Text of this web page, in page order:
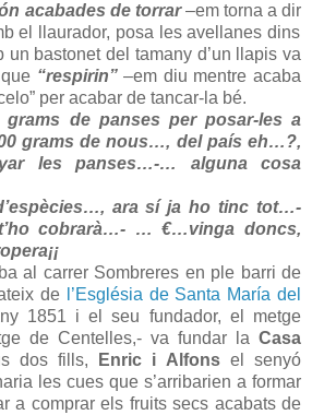
acabades de torrar–em torna a dir
el llaurador, posa les avellanes dins
un bastonet del tamany d’un llapis va
“respirin”–em diu mentre acaba
per acabar de tancar-la bé.
grams de panses per posar-les a
grams de nous…, del país eh…?,
les panses…-… alguna cosa
ara sí ja ho tinc tot…-
cobrarà…- … €…vinga doncs,
al carrer Sombreres en ple barri de
de
l’Església de Santa María del
1851 i el seu fundador, el metge
de Centelles,- va fundar la Casa
dos fills, Enric i Alfonsel senyó
les cues que s’arribarien a formar
a comprar els fruits secs acabats de